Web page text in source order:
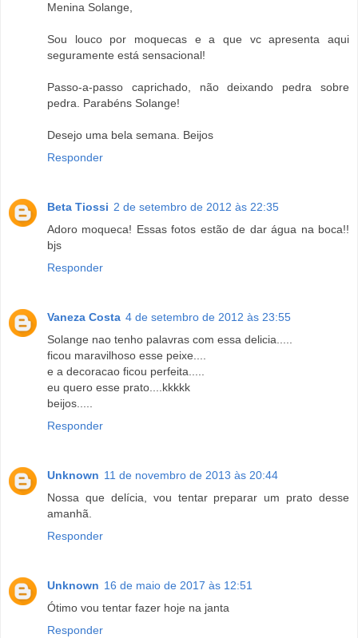
Menina Solange,
Sou louco por moquecas e a que vc apresenta aqui
seguramente está sensacional!
Passo-a-passo caprichado, não deixando pedra sobre
pedra. Parabéns Solange!
Desejo uma bela semana. Beijos
Responder
Beta Tiossi 2 de setembro de 2012 às 22:35
Adoro moqueca! Essas fotos estão de dar água na boca!!
bjs
Responder
Vaneza Costa 4 de setembro de 2012 às 23:55
Solange nao tenho palavras com essa delicia.....
ficou maravilhoso esse peixe....
e a decoracao ficou perfeita.....
eu quero esse prato....kkkkk
beijos.....
Responder
Unknown 11 de novembro de 2013 às 20:44
Nossa que delícia, vou tentar preparar um prato desse
amanhã.
Responder
Unknown 16 de maio de 2017 às 12:51
Ótimo vou tentar fazer hoje na janta
Responder